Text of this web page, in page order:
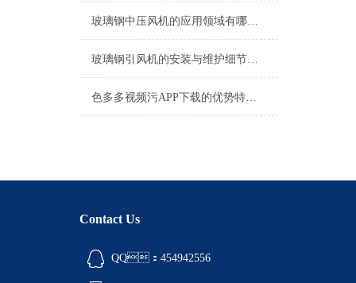
玻璃钢中压风机的应用领域有哪些，你想不到的全面
玻璃钢引风机的安装与维护细节注意
色多多视频污APP下载的优势特点都有哪些
Contact Us
QQ：454942556